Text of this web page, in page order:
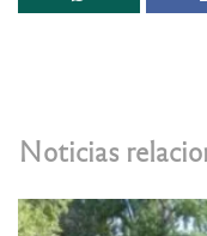
Noticias